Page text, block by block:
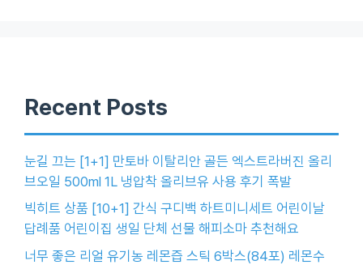
Recent Posts
눈길 끄는 [1+1] 만토바 이탈리안 골든 엑스트라버진 올리
브오일 500ml 1L 냉압착 올리브유 사용 후기 폭발
빅히트 상품 [10+1] 간식 구디백 하트미니세트 어린이날
답례품 어린이집 생일 단체 선물 해피소마 추천해요
너무 좋은 리얼 유기농 레몬즙 스틱 6박스(84포) 레몬수